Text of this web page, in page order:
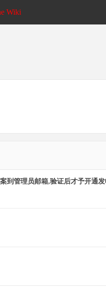
Wiki
到管理员邮箱,验证后才予开通